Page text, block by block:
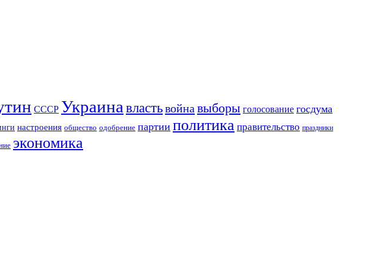
СССР Украина властьвойна выборы голосование госдума
настроения общество одобрение партии политика правительство праздники
экономика